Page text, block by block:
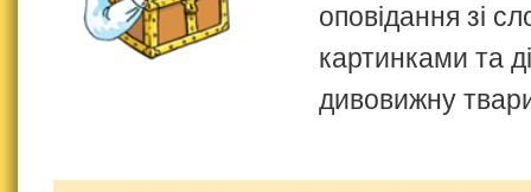
оповідання зі
картинками та
дивовижну